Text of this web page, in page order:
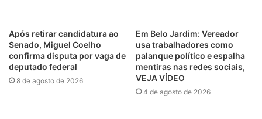
Após retirar candidatura ao
Senado, Miguel Coelho
confirma disputa por vaga de
deputado federal
8 de agosto de 2026
Em Belo Jardim: Vereador
usa trabalhadores como
palanque político e espalha
mentiras nas redes sociais,
VEJA VÍDEO
4 de agosto de 2026